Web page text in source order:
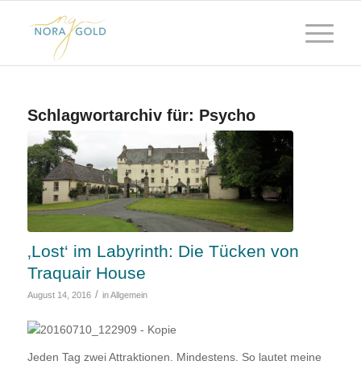
Schlagwortarchiv für: Psycho
‚Lost‘ im Labyrinth: Die Tücken von
Traquair House
August 14, 2016 / inAllgemein
Jeden Tag zwei Attraktionen. Mindestens. So lautet meine